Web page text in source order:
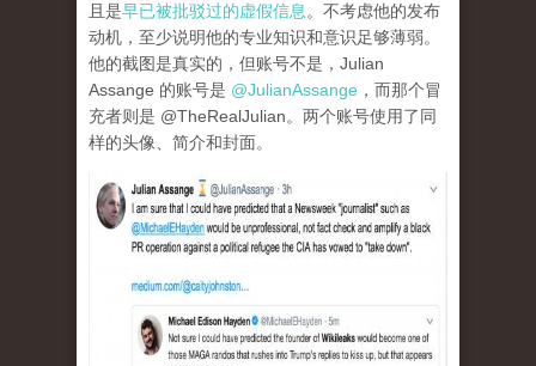
且是早已被批驳过的虚假信息 。不考虑他的发布
动机，至少说明他的专业知识和意识足够薄弱。
他的截图是真实的，但账号不是，Julian
Assange 的账号是 @JulianAssange ，而那个冒
充者则是 @TheRealJulian。两个账号使用了同
样的头像、简介和封面。